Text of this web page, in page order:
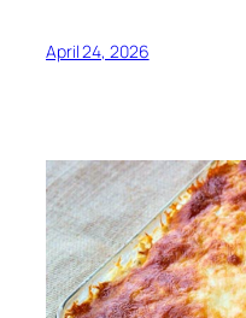
April 24, 2026